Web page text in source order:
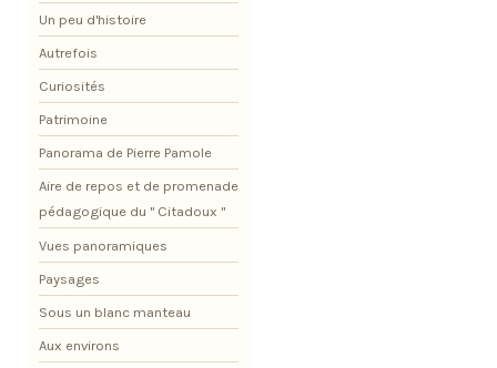
Un peu d'histoire
Autrefois
Curiosités
Patrimoine
Panorama de Pierre Pamole
Aire de repos et de promenade
pédagogique du " Citadoux "
Vues panoramiques
Paysages
Sous un blanc manteau
Aux environs